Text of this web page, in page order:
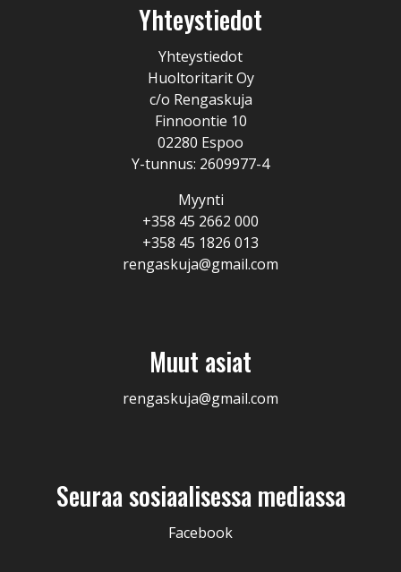
Yhteystiedot
Yhteystiedot
Huoltoritarit Oy
c/o Rengaskuja
Finnoontie 10
02280 Espoo
Y-tunnus: 2609977-4
Myynti
+358 45 2662 000
+358 45 1826 013
rengaskuja@gmail.com
Muut asiat
rengaskuja@gmail.com
Seuraa sosiaalisessa mediassa
Facebook